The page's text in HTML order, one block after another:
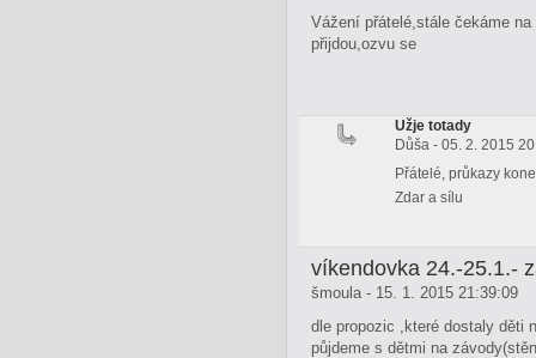
Vážení přátelé,stále čekáme
přijdou,ozvu se
Užje totady
Důša - 05. 2. 2015
Přátelé, průkazy
Zdar a sílu
víkendovka 24.-25.1.-
šmoula - 15. 1. 2015 21:39:09
dle propozic ,které dostaly děti
půjdeme s dětmi na